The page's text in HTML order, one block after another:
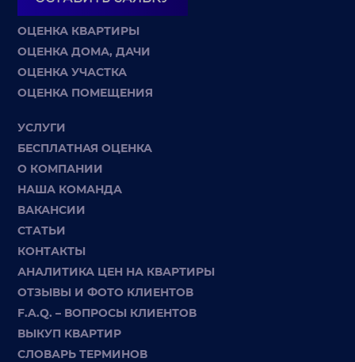
ОЦЕНКА КВАРТИРЫ
ОЦЕНКА ДОМА, ДАЧИ
ОЦЕНКА УЧАСТКА
ОЦЕНКА ПОМЕЩЕНИЯ
УСЛУГИ
БЕСПЛАТНАЯ ОЦЕНКА
О КОМПАНИИ
НАША КОМАНДА
ВАКАНСИИ
СТАТЬИ
КОНТАКТЫ
АНАЛИТИКА ЦЕН НА КВАРТИРЫ
ОТЗЫВЫ И ФОТО КЛИЕНТОВ
F.A.Q. – ВОПРОСЫ КЛИЕНТОВ
ВЫКУП КВАРТИР
СЛОВАРЬ ТЕРМИНОВ